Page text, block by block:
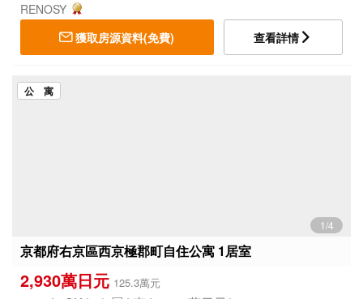
RENOSY
獲取房源資料(免費)
查看詳情
公 寓
1/4
京都府右京區西京極郡町自住公寓 1居室
2,930萬日元 125.3萬元